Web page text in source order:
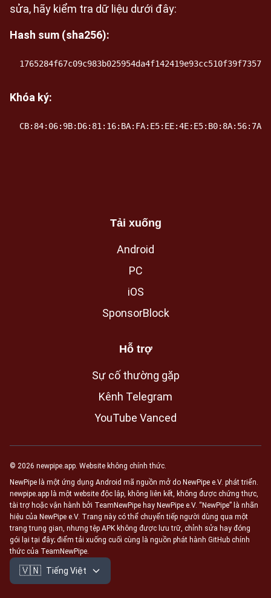
sửa, hãy kiểm tra dữ liệu dưới đây:
Hash sum (sha256):
Khóa ký:
Tải xuống
Android
PC
iOS
SponsorBlock
Hỗ trợ
Sự cố thường gặp
Kênh Telegram
YouTube Vanced
© 2026 newpipe.app. Website không chính thức.
NewPipe là một ứng dụng Android mã nguồn mở do NewPipe e.V. phát triển.
newpipe.app là một website độc lập, không liên kết, không được chứng thực,
tài trợ hoặc vận hành bởi TeamNewPipe hay NewPipe e.V. “NewPipe” là nhãn
hiệu của NewPipe e.V. Trang này có thể chuyển tiếp người dùng qua một
trang trung gian, nhưng tệp APK không được lưu trữ, chỉnh sửa hay đóng
gói lại tại đây; điểm tải xuống cuối cùng là nguồn phát hành GitHub chính
thức của TeamNewPipe.
🇻🇳 Tiếng Việt